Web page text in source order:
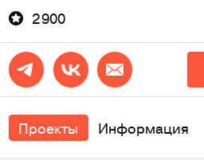
2 900
Проекты Информация